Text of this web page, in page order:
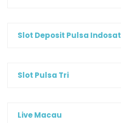
Slot Deposit Pulsa Indosat
Slot Pulsa Tri
Live Macau